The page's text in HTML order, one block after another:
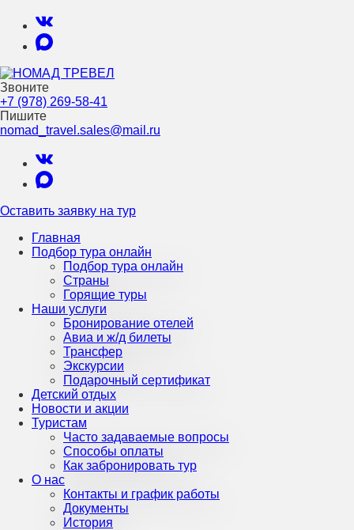
НОМАД ТРЕВЕЛ
Турагентство Крыма
Звоните
+7 (978) 269-58-41
Пишите
nomad_travel.sales@mail.ru
Оставить заявку на тур
Главная
Подбор тура онлайн
Подбор тура онлайн
Страны
Горящие туры
Наши услуги
Бронирование отелей
Авиа и ж/д билеты
Трансфер
Экскурсии
Подарочный сертификат
Детский отдых
Новости и акции
Туристам
Часто задаваемые вопросы
Способы оплаты
Как забронировать тур
О нас
Контакты и график работы
Документы
История